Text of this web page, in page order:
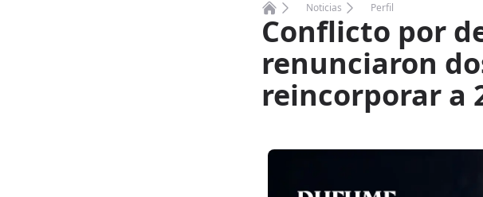
Home
Noticias Perfil
Conflicto por
renunciaron
reincorporar a